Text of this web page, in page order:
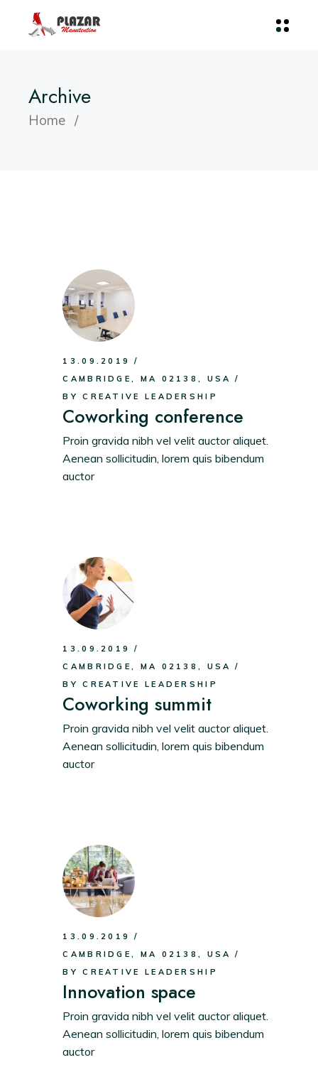
Archive
Home
13.09.2019
CAMBRIDGE, MA 02138, USA
BY
CREATIVE LEADERSHIP
Coworking conference
Proin gravida nibh vel velit auctor aliquet.
Aenean sollicitudin, lorem quis bibendum
auctor
13.09.2019
CAMBRIDGE, MA 02138, USA
BY
CREATIVE LEADERSHIP
Coworking summit
Proin gravida nibh vel velit auctor aliquet.
Aenean sollicitudin, lorem quis bibendum
auctor
13.09.2019
CAMBRIDGE, MA 02138, USA
BY
CREATIVE LEADERSHIP
Innovation space
Proin gravida nibh vel velit auctor aliquet.
Aenean sollicitudin, lorem quis bibendum
auctor